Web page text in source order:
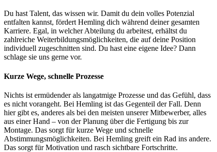
Du hast Talent, das wissen wir. Damit du dein volles Potenzial
entfalten kannst, fördert Hemling dich während deiner gesamten
Karriere. Egal, in welcher Abteilung du arbeitest, erhältst du
zahlreiche Weiterbildungsmöglichkeiten, die auf deine Position
individuell zugeschnitten sind. Du hast eine eigene Idee? Dann
schlage sie uns gerne vor.
Kurze Wege, schnelle Prozesse
Nichts ist ermüdender als langatmige Prozesse und das Gefühl, dass
es nicht vorangeht. Bei Hemling ist das Gegenteil der Fall. Denn
hier gibt es, anderes als bei den meisten unserer Mitbewerber, alles
aus einer Hand – von der Planung über die Fertigung bis zur
Montage. Das sorgt für kurze Wege und schnelle
Abstimmungsmöglichkeiten. Bei Hemling greift ein Rad ins andere.
Das sorgt für Motivation und rasch sichtbare Fortschritte.